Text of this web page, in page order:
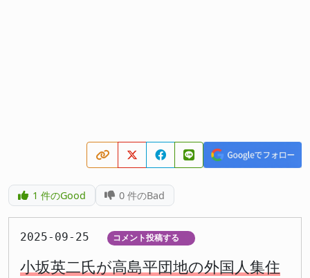
1 件のGood 0 件のBad
2025-09-25 コメント投稿する
小坂英二氏が高島平団地の外国人集住